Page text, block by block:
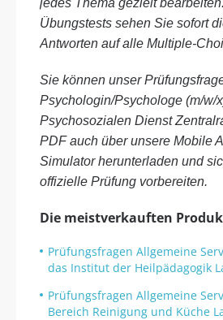
jedes Thema gezielt
Übungstests sehen Sie sofort
Antworten auf alle Multiple-
Sie können unser
Psychologin/Psychologe (m/w/
Psychosozialen Dienst
PDF auch über unsere Mobile
Simulator herunterladen und
offizielle Prüfung vorbereiten.
Die meistverkauften
Prüfungsfragen Allgemeine
das Institut der Heilpädagogik
Prüfungsfragen Allgemeine
Bereich Reinigung und Küche